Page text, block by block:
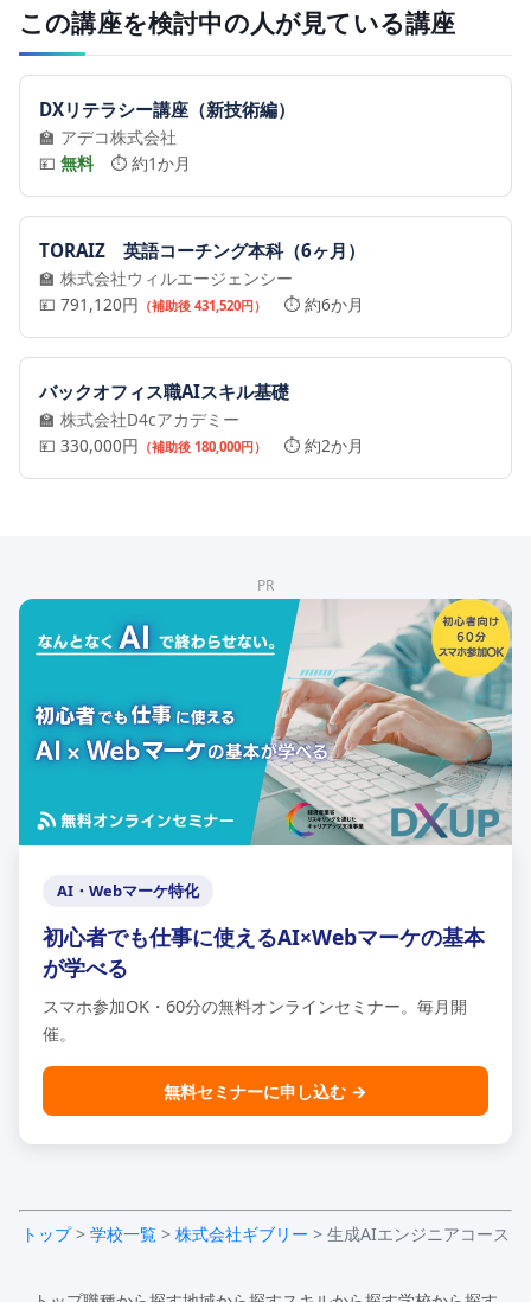
この講座を検討中の人が見ている講座
DXリテラシー講座（新技術編）
🏫 アデコ株式会社
💴 無料 ⏱️ 約1か月
TORAIZ 英語コーチング本科（6ヶ月）
🏫 株式会社ウィルエージェンシー
💴 791,120円 （補助後 431,520円） ⏱️ 約6か月
バックオフィス職AIスキル基礎
🏫 株式会社D4cアカデミー
💴 330,000円 （補助後 180,000円） ⏱️ 約2か月
PR
AI・Webマーケ特化
初心者でも仕事に使えるAI×Webマーケの基本
が学べる
スマホ参加OK・60分の無料オンラインセミナー。毎月開
催。
無料セミナーに申し込む →
トップ> 学校一覧 > 株式会社ギブリー > 生成AIエンジニアコース